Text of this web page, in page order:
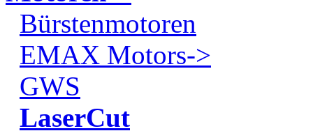
Bürstenmotoren
EMAX Motors->
GWS
LaserCut